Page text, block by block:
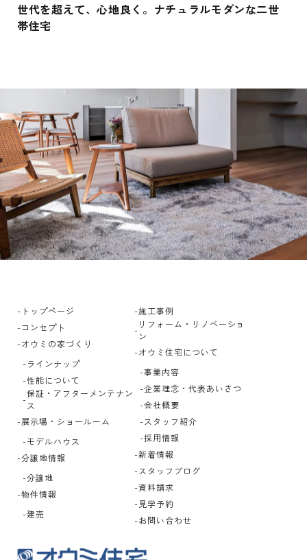
世代を超えて、心地良く。ナチュラルモダンな二世
帯住宅
トップページ
コンセプト
オウミの家づくり
ラインナップ
性能について
保証・アフターメンテナン
ス
展示場・ショールーム
モデルハウス
分譲地情報
分譲地
物件情報
建売
施工事例
リフォーム・リノベーショ
ン
オウミ住宅について
事業内容
企業理念・代表あいさつ
会社概要
スタッフ紹介
採用情報
新着情報
スタッフブログ
資料請求
見学予約
お問い合わせ